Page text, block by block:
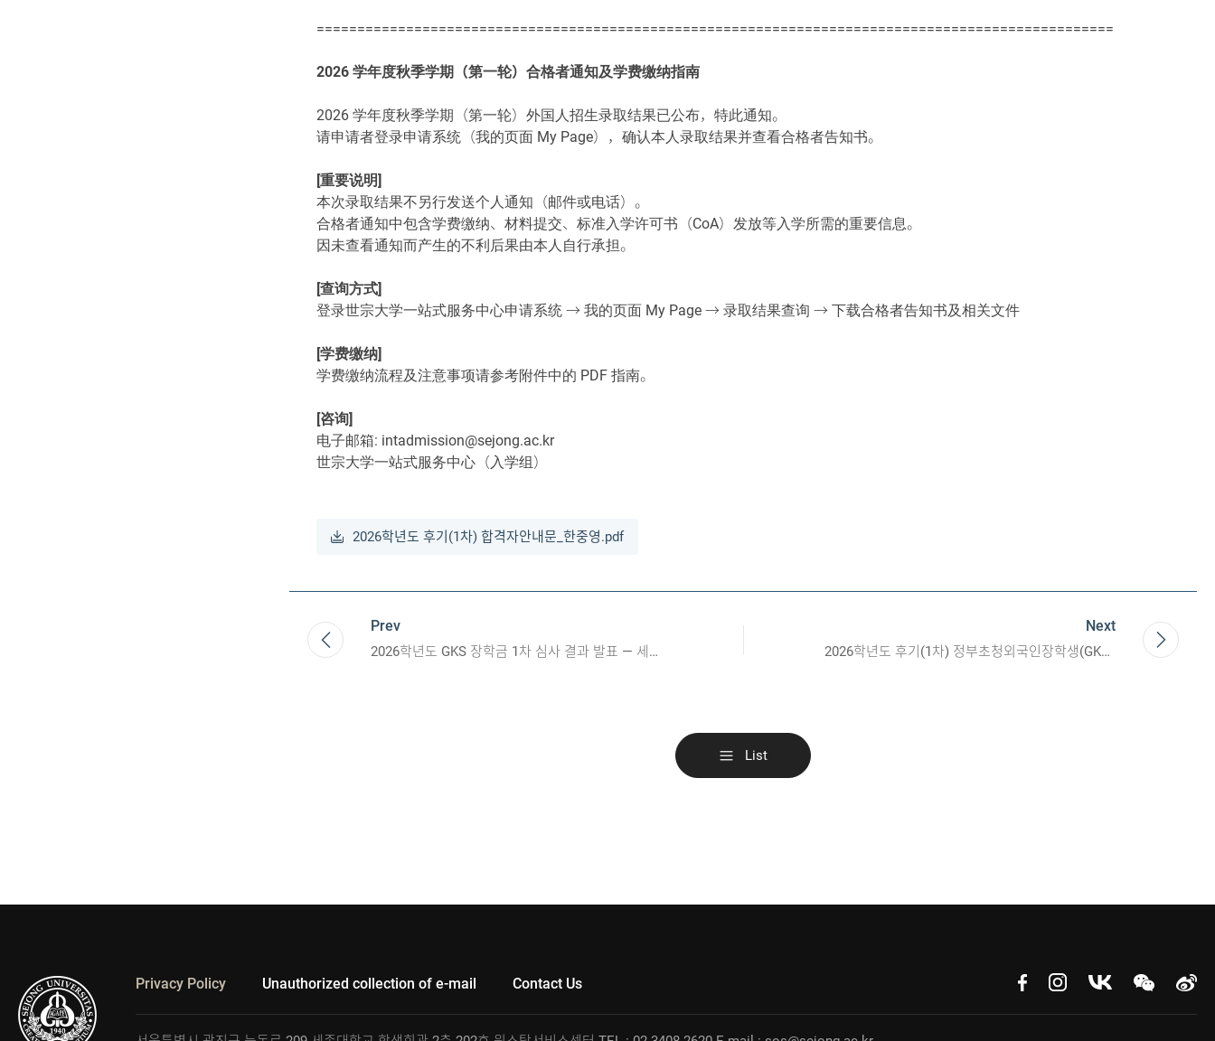
==================================================================================================
2026 学年度秋季学期（第一轮）合格者通知及学费缴纳指南
2026 学年度秋季学期（第一轮）外国人招生录取结果已公布，特此通知。
请申请者登录申请系统（我的页面 My Page），确认本人录取结果并查看合格者告知书。
[重要说明]
本次录取结果不另行发送个人通知（邮件或电话）。
合格者通知中包含学费缴纳、材料提交、标准入学许可书（CoA）发放等入学所需的重要信息。
因未查看通知而产生的不利后果由本人自行承担。
[查询方式]
登录世宗大学一站式服务中心申请系统 → 我的页面 My Page → 录取结果查询 → 下载合格者告知书及相关文件
[学费缴纳]
学费缴纳流程及注意事项请参考附件中的 PDF 指南。
[咨询]
电子邮箱: intadmission@sejong.ac.kr
世宗大学一站式服务中心（入学组）
2026학년도 후기(1차) 합격자안내문_한중영.pdf
Prev
2026학년도 GKS 장학금 1차 심사 결과 발표 — 세종대학교 후기 일반대학원/Announcement of 2026 GKS First-Round Screening Results — Sejong University Graduate School (Fall Semester Intake)
Next
2026학년도 후기(1차) 정부초청외국인장학생(GKS) 대학전형 최종 합격자 발표 안내 / 2026 Fall Semester (1st Round) Global Korea Scholarship (GKS)
List
Privacy Policy Unauthorized collection of e-mail Contact Us